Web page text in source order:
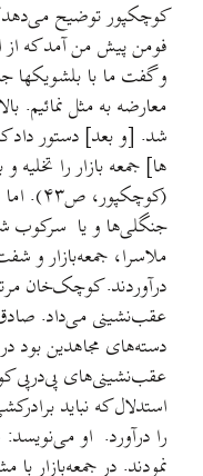
کوچکپور توضیح می‌دهد
فومن پیش من آمد که از
و گفت ما با بلشویکها
معارضه به مثل نمائیم.
شد. [و بعد] دستور داد
ها] جمعه بازار را
جنگلی‌ها و یا سرکوب
ملاسرا، جمعه‌بازار و
درآوردند. کوچک‌خان
عقب‌نشینی می‌داد.
دسته‌های مجاهدین بود
عقب‌نشینی‌های پی‌درپی
استدلال که نباید
را درآورد. او
نمودند. در جمعه‌بازار